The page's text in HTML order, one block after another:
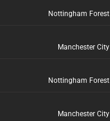
Nottingham Forest
Manchester City
Nottingham Forest
Manchester City